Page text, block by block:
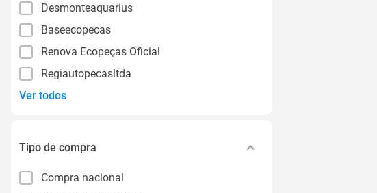
Desmonteaquarius
Baseecopecas
Renova Ecopeças Oficial
Regiautopecasltda
Ver todos
Tipo de compra
Compra nacional